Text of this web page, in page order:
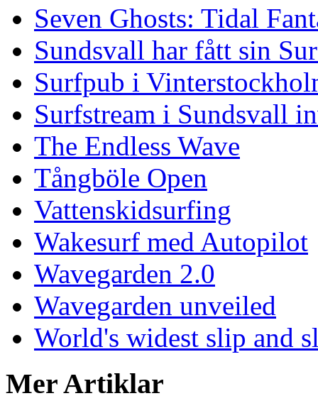
Seven Ghosts: Tidal
Sundsvall har fått sin
Surfpub i
Surfstream i Sundsvall
The Endless Wave
Tångböle Open
Vattenskidsurfing
Wakesurf med Autopilot
Wavegarden 2.0
Wavegarden unveiled
World's widest slip and
Mer Artiklar